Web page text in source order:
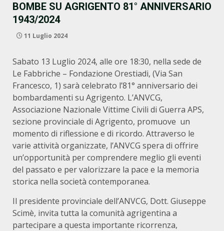
BOMBE SU AGRIGENTO 81° ANNIVERSARIO
1943/2024
11 Luglio 2024
Sabato 13 Luglio 2024, alle ore 18:30, nella sede de
Le Fabbriche – Fondazione Orestiadi, (Via San
Francesco, 1) sarà celebrato l’81° anniversario dei
bombardamenti su Agrigento. L’ANVCG,
Associazione Nazionale Vittime Civili di Guerra APS,
sezione provinciale di Agrigento, promuove un
momento di riflessione e di ricordo. Attraverso le
varie attività organizzate, l’ANVCG spera di offrire
un’opportunità per comprendere meglio gli eventi
del passato e per valorizzare la pace e la memoria
storica nella società contemporanea.
Il presidente provinciale dell’ANVCG, Dott. Giuseppe
Scimè, invita tutta la comunità agrigentina a
partecipare a questa importante ricorrenza,